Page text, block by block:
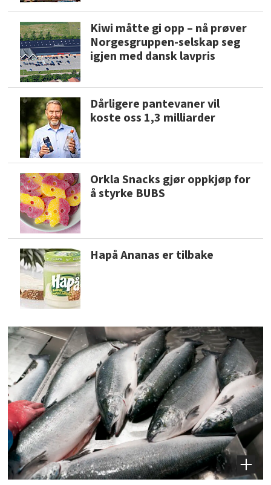
Kiwi måtte gi opp – nå prøver
Norgesgruppen-selskap seg
igjen med dansk lavpris
Dårligere pantevaner vil
koste oss 1,3 milliarder
Orkla Snacks gjør oppkjøp for
å styrke BUBS
Hapå Ananas er tilbake